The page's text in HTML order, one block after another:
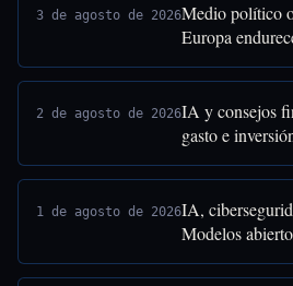
3 de agosto de 2026Medio político
Europa
2 de agosto de 2026IA y consejos
gasto e
1 de agosto de 2026IA,
Modelos